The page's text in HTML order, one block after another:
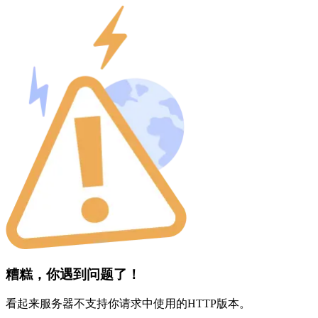
糟糕，你遇到问题了！
看起来服务器不支持你请求中使用的HTTP版本。